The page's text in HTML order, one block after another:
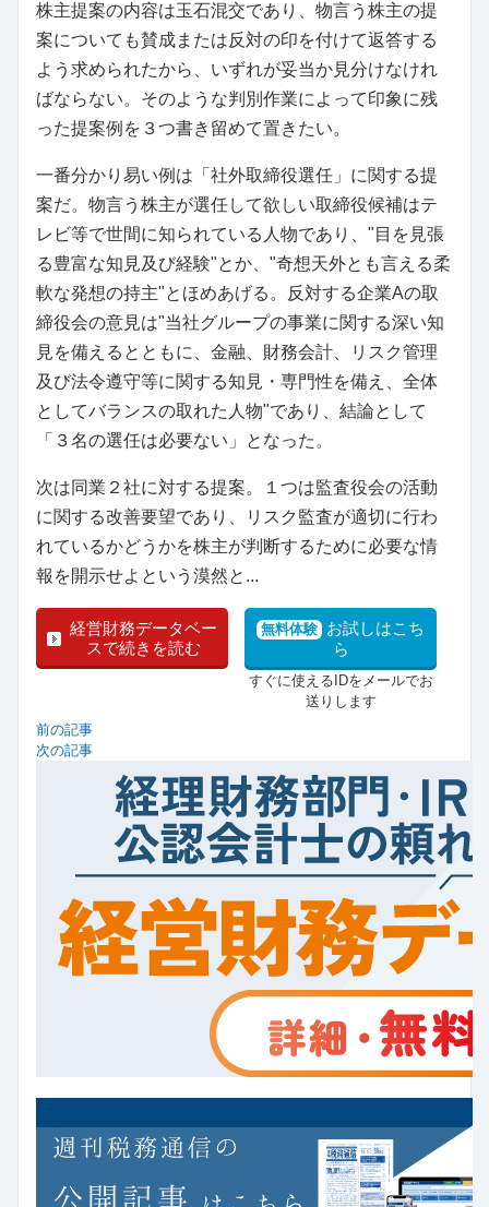
株主提案の内容は玉石混交であり、物言う株主の提
案についても賛成または反対の印を付けて返答する
よう求められたから、いずれが妥当か見分けなけれ
ばならない。そのような判別作業によって印象に残
った提案例を３つ書き留めて置きたい。
一番分かり易い例は「社外取締役選任」に関する提
案だ。物言う株主が選任して欲しい取締役候補はテ
レビ等で世間に知られている人物であり、"目を見張
る豊富な知見及び経験"とか、"奇想天外とも言える柔
軟な発想の持主"とほめあげる。反対する企業Aの取
締役会の意見は"当社グループの事業に関する深い知
見を備えるとともに、金融、財務会計、リスク管理
及び法令遵守等に関する知見・専門性を備え、全体
としてバランスの取れた人物"であり、結論として
「３名の選任は必要ない」となった。
次は同業２社に対する提案。１つは監査役会の活動
に関する改善要望であり、リスク監査が適切に行わ
れているかどうかを株主が判断するために必要な情
報を開示せよという漠然と...
経営財務データベー
スで続きを読む
無料体験 お試しはこち
ら
すぐに使えるIDをメールでお
送りします
前の記事
次の記事